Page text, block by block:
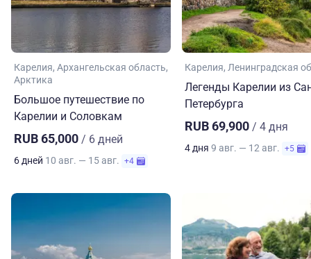
Карелия Архангельская область
Арктика
Большое путешествие по
Карелии и Соловкам
RUB 65,000 / 6 дней
6 дней 10 авг. — 15 авг. +4
Карелия Ленинградская
Легенды Карелии из
Петербурга
RUB 69,900 / 4 дня
4 дня 9 авг. — 12 авг. +5